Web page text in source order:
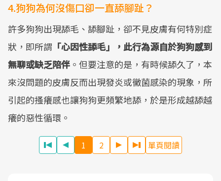
4.狗狗為何沒傷口卻一直舔腳趾？
許多狗狗出現舔毛、舔腳趾，卻不見皮膚有何特別症
狀，即所謂 「心因性舔毛」，此行為源自於狗狗感到
無聊或缺乏陪伴 。但要注意的是，有時候舔久了，本
來沒問題的皮膚反而出現發炎或黴菌感染的現象，所
引起的搔癢感也讓狗狗更頻繁地舔，於是形成越舔越
癢的惡性循環。
1 2 單頁閱讀